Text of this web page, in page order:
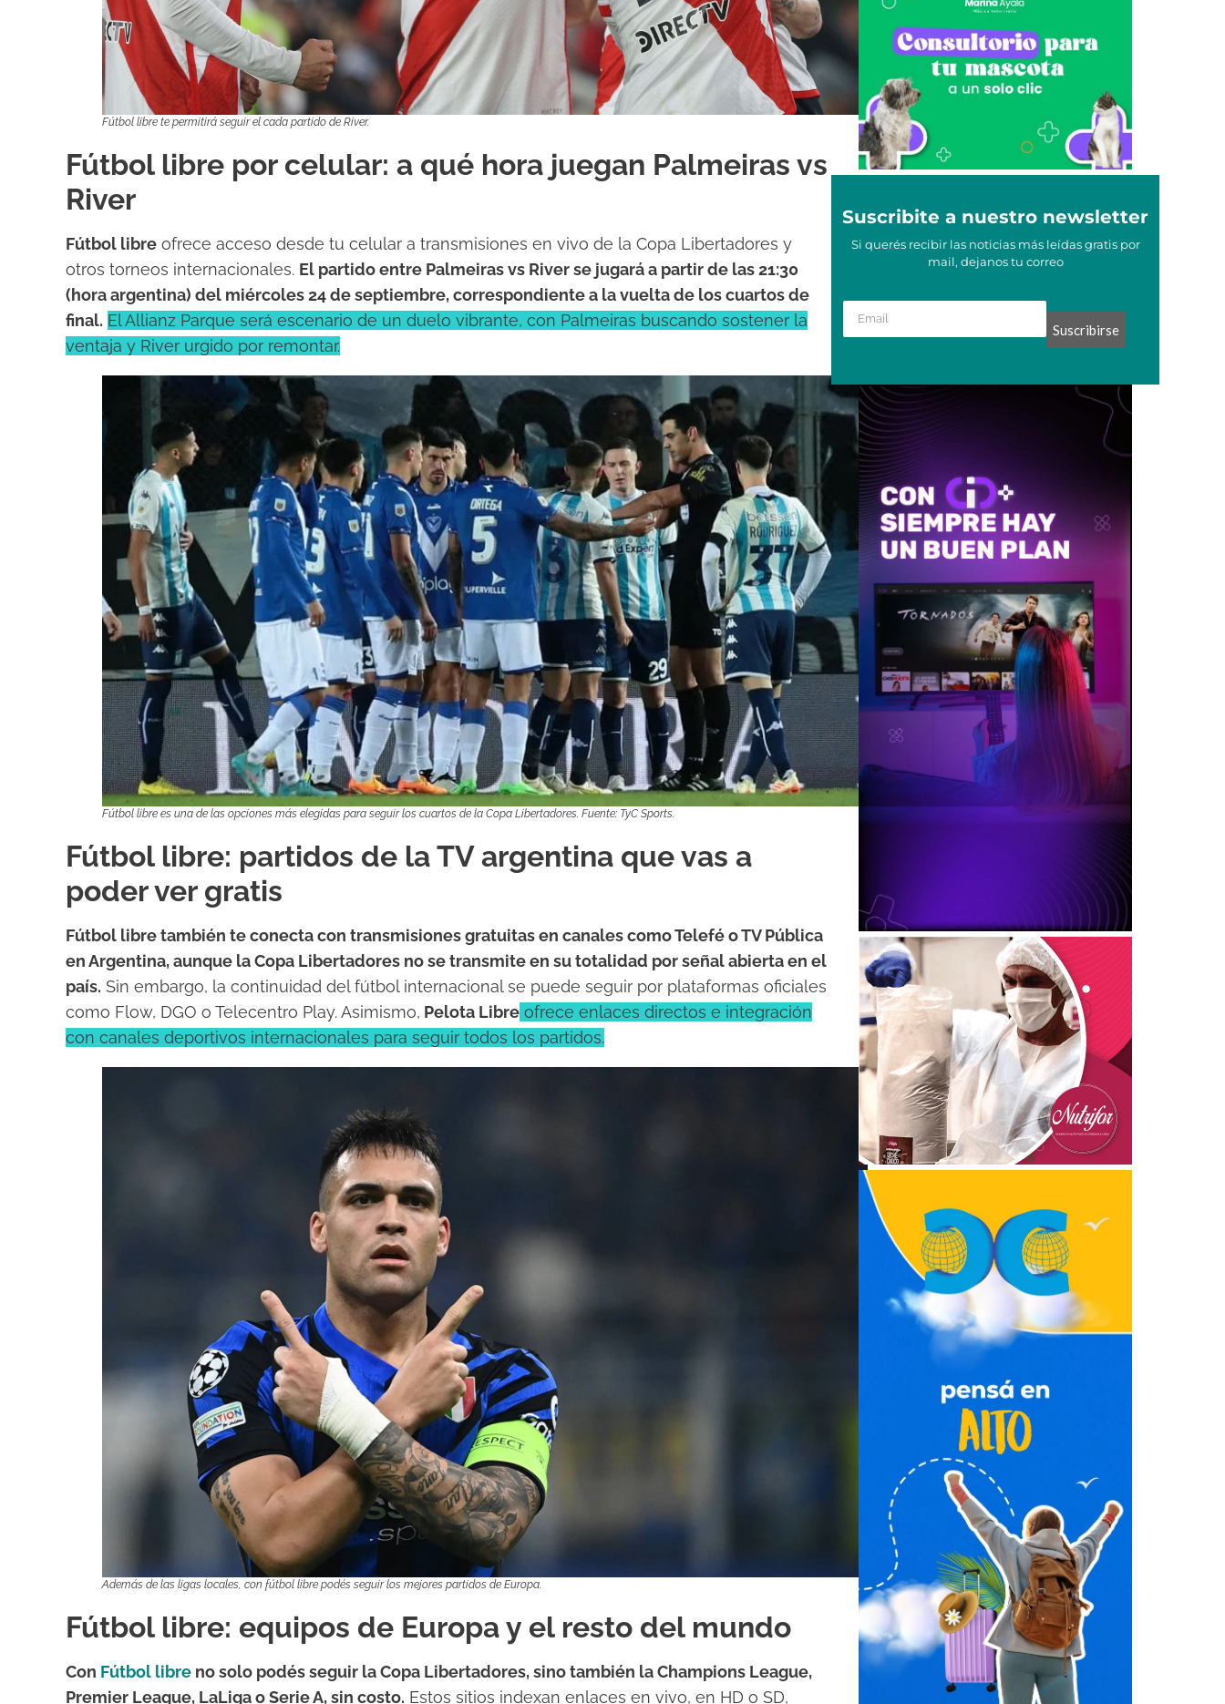
Fútbol libre te permitirá seguir el cada partido de River.
Fútbol libre por celular: a qué hora juegan Palmeiras vs
River
Fútbol libre ofrece acceso desde tu celular a transmisiones en vivo de la Copa Libertadores y
otros torneos internacionales. El partido entre Palmeiras vs River se jugará a partir de las 21:30
(hora argentina) del miércoles 24 de septiembre, correspondiente a la vuelta de los cuartos de
final. El Allianz Parque será escenario de un duelo vibrante, con Palmeiras buscando sostener la
ventaja y River urgido por remontar.
Fútbol libre es una de las opciones más elegidas para seguir los cuartos de la Copa Libertadores. Fuente: TyC Sports.
Fútbol libre: partidos de la TV argentina que vas a
poder ver gratis
Fútbol libre también te conecta con transmisiones gratuitas en canales como Telefé o TV Pública
en Argentina, aunque la Copa Libertadores no se transmite en su totalidad por señal abierta en el
país. Sin embargo, la continuidad del fútbol internacional se puede seguir por plataformas oficiales
como Flow, DGO o Telecentro Play. Asimismo, Pelota Libre ofrece enlaces directos e integración
con canales deportivos internacionales para seguir todos los partidos.
Además de las ligas locales, con fútbol libre podés seguir los mejores partidos de Europa.
Fútbol libre: equipos de Europa y el resto del mundo
Con Fútbol libre no solo podés seguir la Copa Libertadores, sino también la Champions League,
Premier League, LaLiga o Serie A, sin costo. Estos sitios indexan enlaces en vivo, en HD o SD,
Suscribite a nuestro newsletter
Si querés recibir las noticias más leídas gratis por
mail, dejanos tu correo
Suscribirse